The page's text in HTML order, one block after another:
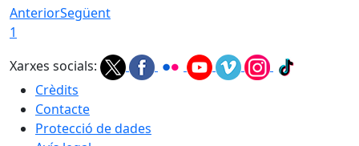
AnteriorSegüent
1
Xarxes socials:
Crèdits
Contacte
Protecció de dades